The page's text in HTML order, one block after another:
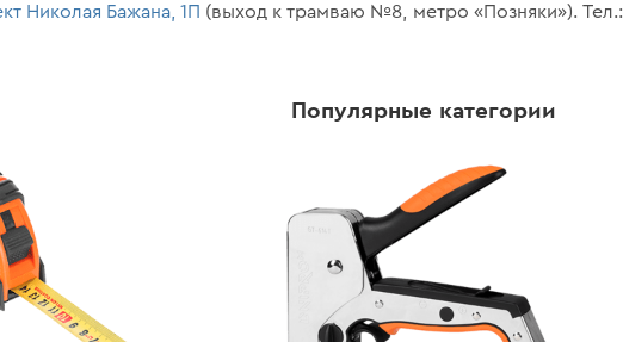
Николая Бажана, 1П (выход к трамваю №8, метро «Позняки»). Тел.:
Популярные категории